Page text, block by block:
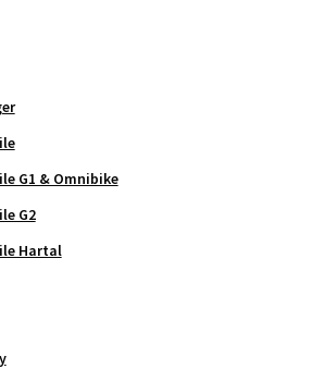
G1 & Omnibike
G2
Hartal